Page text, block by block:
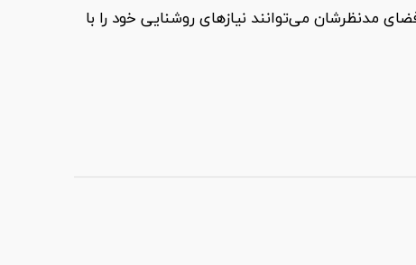
مدنظرشان می‌توانند نیازهای روشنایی خود را با